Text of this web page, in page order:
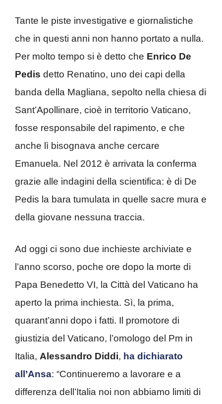
Tante le piste investigative e giornalistiche
che in questi anni non hanno portato a nulla.
Per molto tempo si è detto che Enrico De
Pedis detto Renatino, uno dei capi della
banda della Magliana, sepolto nella chiesa di
Sant’Apollinare, cioè in territorio Vaticano,
fosse responsabile del rapimento, e che
anche lì bisognava anche cercare
Emanuela. Nel 2012 è arrivata la conferma
grazie alle indagini della scientifica: è di De
Pedis la bara tumulata in quelle sacre mura e
della giovane nessuna traccia.
Ad oggi ci sono due inchieste archiviate e
l’anno scorso, poche ore dopo la morte di
Papa Benedetto VI, la Città del Vaticano ha
aperto la prima inchiesta. Sì, la prima,
quarant’anni dopo i fatti. Il promotore di
giustizia del Vaticano, l’omologo del Pm in
Italia, Alessandro Diddi, ha dichiarato
all’Ansa: “Continueremo a lavorare e a
differenza dell’Italia noi non abbiamo limiti di